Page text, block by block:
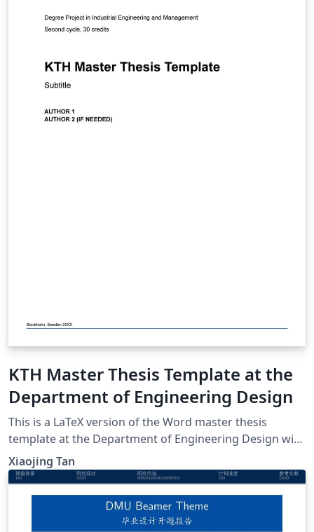
KTH Master Thesis Template at the
Department of Engineering Design
This is a LaTeX version of the Word master thesis
template at the Department of Engineering Design with
KTH uniform degree project covers. If there is any
inconsistency, please refer to the original Word
template and Handbook for Masters Thesis Projects at
the Department of Engineering Design (2020-21). If you
have any suggestions about this template, please get in
Xiaojing Tan